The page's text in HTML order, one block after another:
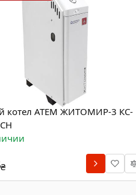
котел ATEM ЖИТОМИР-3 КС-
₴